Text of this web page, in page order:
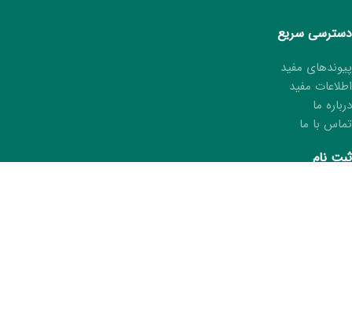
دسترسی سریع
پیوندهای مفید
اطلاعات مفید
درباره ما
تماس با ما
ثبت نام